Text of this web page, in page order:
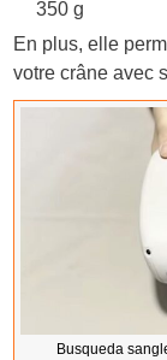
350 g
En plus, elle
votre crâne avec
Busqueda